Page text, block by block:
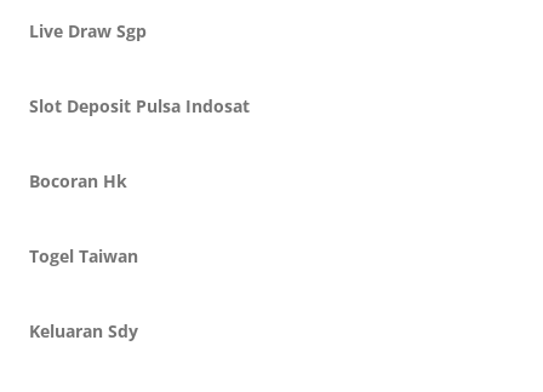
Live Draw Sgp
Slot Deposit Pulsa Indosat
Bocoran Hk
Togel Taiwan
Keluaran Sdy